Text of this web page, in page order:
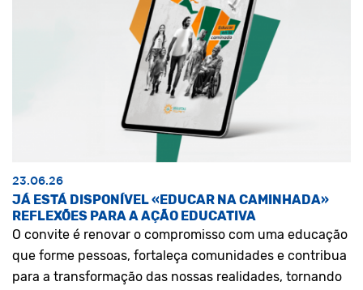
23.06.26
JÁ ESTÁ DISPONÍVEL «EDUCAR NA CAMINHADA»
REFLEXÕES PARA A AÇÃO EDUCATIVA
O convite é renovar o compromisso com uma educação
que forme pessoas, fortaleça comunidades e contribua
para a transformação das nossas realidades, tornando